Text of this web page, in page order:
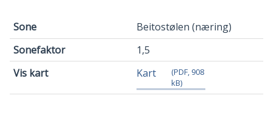
Beitostølen (næring)
1,5
Kart
(PDF, 908
kB)